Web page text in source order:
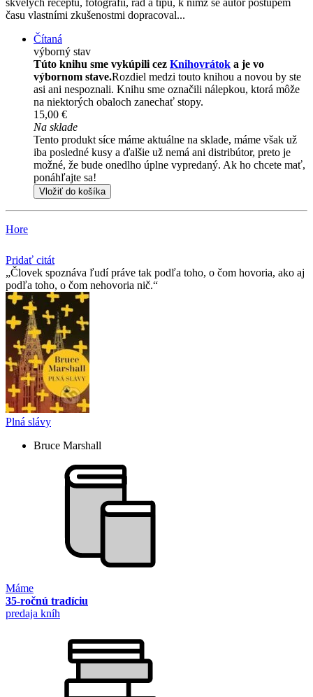
skvělých receptů, fotografií, rad a tipů, k nimž se autor postupem
času vlastními zkušenostmi dopracoval...
Čítaná
výborný stav
Túto knihu sme vykúpili cez Knihovrátok a je vo
výbornom stave.Rozdiel medzi touto knihou a novou by ste
asi ani nespoznali. Knihu sme označili nálepkou, ktorá môže
na niektorých obaloch zanechať stopy.
15,00 €
Na sklade
Tento produkt síce máme aktuálne na sklade, máme však už
iba posledné kusy a ďalšie už nemá ani distribútor, preto je
možné, že bude onedlho úplne vypredaný. Ak ho chcete mať,
ponáhľajte sa!
Vložiť do košíka
Hore
Pridať citát
Človek spoznáva ľudí práve tak podľa toho, o čom hovoria, ako aj
podľa toho, o čom nehovoria nič.
Plná slávy
Bruce Marshall
Máme
35-ročnú tradíciu
predaja kníh